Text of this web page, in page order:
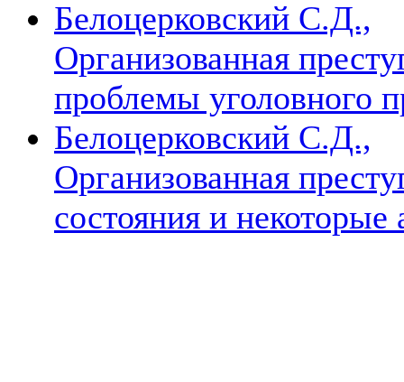
Белоцерковский С.Д.,
Организованная
проблемы уголовного
Белоцерковский С.Д.,
Организованная
состояния и